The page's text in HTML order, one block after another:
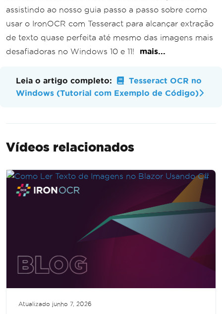
assistindo ao nosso guia passo a passo sobre como
usar o IronOCR com Tesseract para alcançar extração
de texto quase perfeita até mesmo das imagens mais
desafiadoras no Windows 10 e 11!
mais...
Leia o artigo completo:
Tesseract OCR no
Windows (Tutorial com Exemplo de Código)
Vídeos relacionados
Atualizado junho 7, 2026